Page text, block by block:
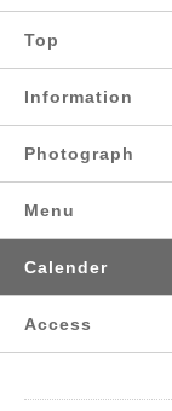
Top
Information
Photograph
Menu
Calender
Access